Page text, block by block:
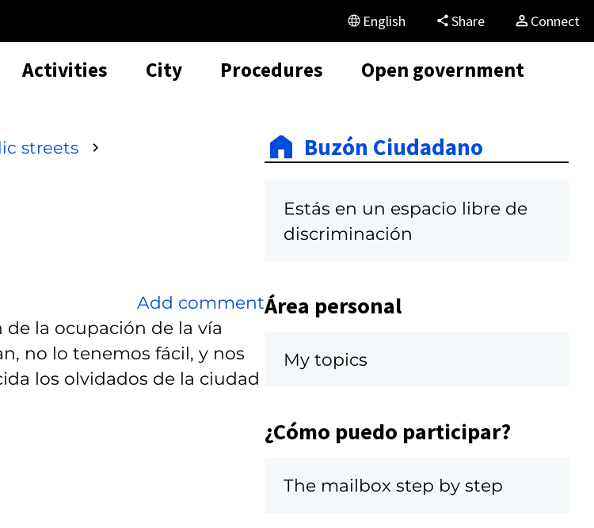
English Share Connect
Activities City Procedures Open government
streets
Add comment
de la ocupación de la vía
no lo tenemos fácil, y nos
los olvidados de la ciudad
Buzón Ciudadano
Estás en un espacio libre de
discriminación
Área personal
My topics
¿Cómo puedo participar?
The mailbox step by step